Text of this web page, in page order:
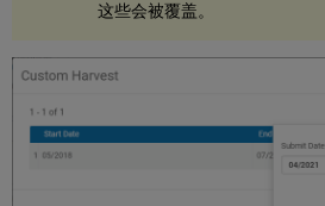
这些会被覆盖。